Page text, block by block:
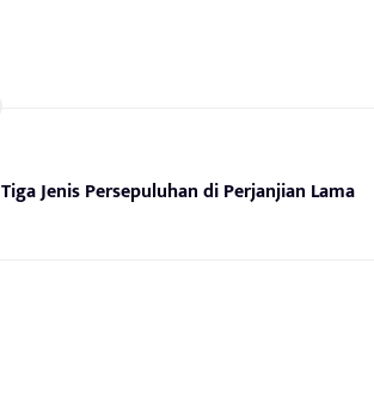
Tiga Jenis Persepuluhan di Perjanjian Lama